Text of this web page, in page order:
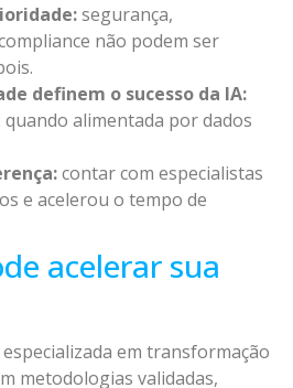
segurança,
não podem ser
definem o sucesso da IA:
quando alimentada por dados
contar com especialistas
e acelerou o tempo de
acelerar sua
em transformação
metodologias validadas,